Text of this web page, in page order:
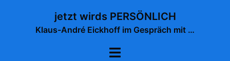
jetzt wirds PERSÖNLICH
Klaus-André Eickhoff im Gespräch mit …
Menü